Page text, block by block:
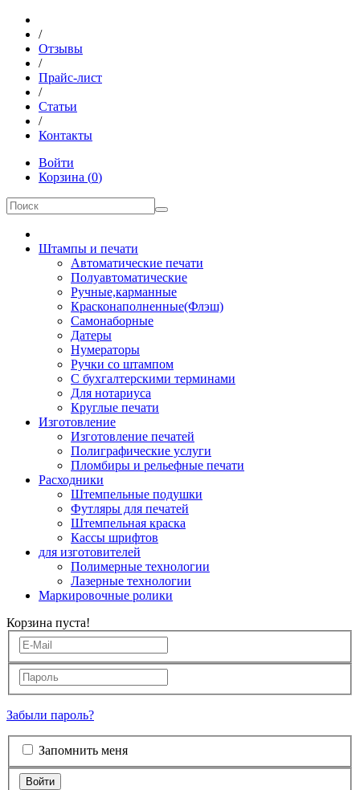
/
Отзывы
/
Прайс-лист
/
Статьи
/
Контакты
Войти
Корзина (0)
Штампы и печати
Автоматические печати
Полуавтоматические
Ручные,карманные
Красконаполненные(Флэш)
Самонаборные
Датеры
Нумераторы
Ручки со штампом
С бухгалтерскими терминами
Для нотариуса
Круглые печати
Изготовление
Изготовление печатей
Полиграфические услуги
Пломбиры и рельефные печати
Расходники
Штемпельные подушки
Футляры для печатей
Штемпельная краска
Кассы шрифтов
для изготовителей
Полимерные технологии
Лазерные технологии
Маркировочные ролики
Корзина пуста!
Забыли пароль?
Запомнить меня
Войти